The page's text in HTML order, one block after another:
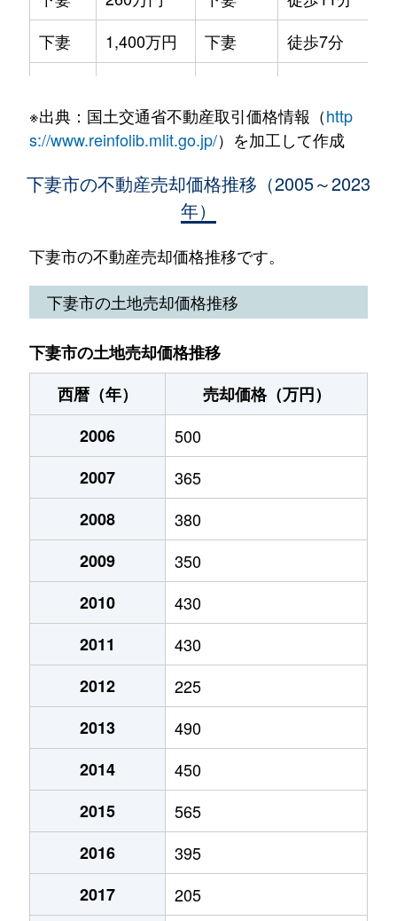
南原 420万円 下妻
徒歩45分
本城町
2,000万円 下妻
徒歩1分
若柳
350万円 騰波ノ江 徒歩9分
下妻
1,400万円 下妻
徒歩7分
下妻
3,000万円 下妻
徒歩6分
下妻
高道祖
30万円 下妻
高道祖
250万円 下妻
田下
480万円 玉村
長塚
680万円 下妻
徒歩45分
1,300万円
700万円
※出典：国土交通省不動産取引価格情報（http
s://www.reinfolib.mlit.go.jp/）を加工して作成
下妻市の不動産売却価格推移（2005～2023
年）
下妻市の不動産売却価格推移です。
下妻市の土地売却価格推移
下妻市の土地売却価格推移
西暦（年）
売却価格（万円）
2006
500
2007
365
2008
380
2009
350
2010
430
2011
430
2012
225
2013
490
2014
450
2015
565
2016
395
2017
205